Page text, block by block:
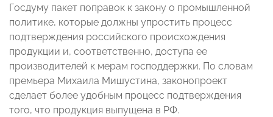
Госдуму пакет поправок к закону о промышленной
политике, которые должны упростить процесс
подтверждения российского происхождения
продукции и, соответственно, доступа ее
производителей к мерам господдержки. По словам
премьера Михаила Мишустина, законопроект
сделает более удобным процесс подтверждения
того, что продукция выпущена в РФ.